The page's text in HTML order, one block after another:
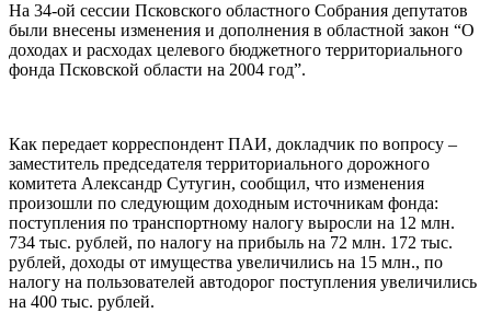
На 34-ой сессии Псковского областного Собрания депутатов
были внесены изменения и дополнения в областной закон “О
доходах и расходах целевого бюджетного территориального
фонда Псковской области на 2004 год”.
Как передает корреспондент ПАИ, докладчик по вопросу –
заместитель председателя территориального дорожного
комитета Александр Сутугин, сообщил, что изменения
произошли по следующим доходным источникам фонда:
поступления по транспортному налогу выросли на 12 млн.
734 тыс. рублей, по налогу на прибыль на 72 млн. 172 тыс.
рублей, доходы от имущества увеличились на 15 млн., по
налогу на пользователей автодорог поступления увеличились
на 400 тыс. рублей.